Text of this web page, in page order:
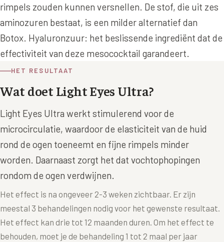
rimpels zouden kunnen versnellen. De stof, die uit zes
aminozuren bestaat, is een milder alternatief dan
Botox. Hyaluronzuur: het beslissende ingrediënt dat de
effectiviteit van deze mesococktail garandeert.
HET RESULTAAT
Wat doet Light Eyes Ultra?
Light Eyes Ultra werkt stimulerend voor de
microcirculatie, waardoor de elasticiteit van de huid
rond de ogen toeneemt en fijne rimpels minder
worden. Daarnaast zorgt het dat vochtophopingen
rondom de ogen verdwijnen.
Het effect is na ongeveer 2-3 weken zichtbaar. Er zijn
meestal 3 behandelingen nodig voor het gewenste resultaat.
Het effect kan drie tot 12 maanden duren. Om het effect te
behouden, moet je de behandeling 1 tot 2 maal per jaar